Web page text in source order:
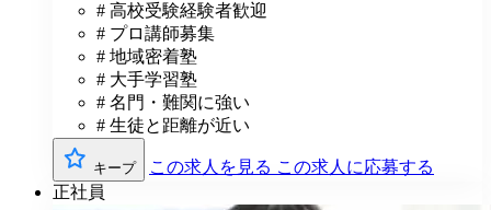
# 高校受験経験者歓迎
# プロ講師募集
# 地域密着塾
# 大手学習塾
# 名門・難関に強い
# 生徒と距離が近い
キープ この求人を見る この求人に応募する
正社員